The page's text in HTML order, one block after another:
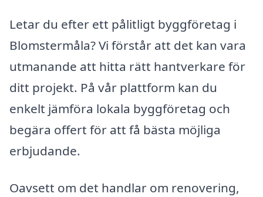
Letar du efter ett pålitligt byggföretag i
Blomstermåla? Vi förstår att det kan vara
utmanande att hitta rätt hantverkare för
ditt projekt. På vår plattform kan du
enkelt jämföra lokala byggföretag och
begära offert för att få bästa möjliga
erbjudande.
Oavsett om det handlar om renovering,